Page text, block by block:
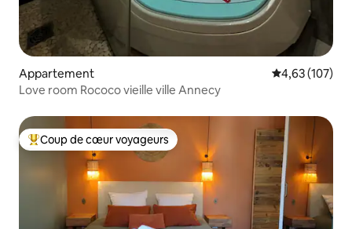
Appartement Évaluation
4,63 (107)
Love room Rococo vieille ville Annecy
Coups de cœur voyageurs les plus appréciés
Coup de cœur voyageurs